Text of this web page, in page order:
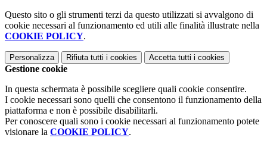
Questo sito o gli strumenti terzi da questo utilizzati si avvalgono di
cookie necessari al funzionamento ed utili alle finalità illustrate nella
COOKIE POLICY.
Personalizza Rifiuta tutti i cookies Accetta tutti i cookies
Gestione cookie
In questa schermata è possibile scegliere quali cookie consentire.
I cookie necessari sono quelli che consentono il funzionamento della
piattaforma e non è possibile disabilitarli.
Per conoscere quali sono i cookie necessari al funzionamento potete
visionare la COOKIE POLICY.